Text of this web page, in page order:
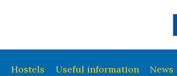
Hostels Useful information News